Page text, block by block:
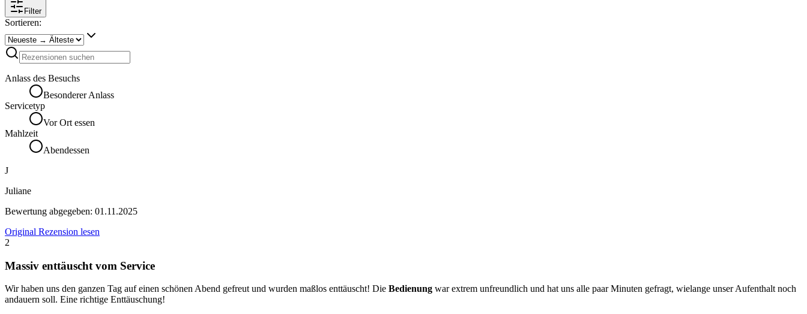
Filter
Sortieren:
Anlass des Besuchs
Besonderer Anlass
Servicetyp
Vor Ort essen
Mahlzeit
Abendessen
J
Juliane
Bewertung abgegeben: 01.11.2025
Original Rezension lesen
2
Massiv enttäuscht vom Service
Wir haben uns den ganzen Tag auf einen schönen Abend gefreut und wurden maßlos enttäuscht! Die Bedienung war extrem unfreundlich und hat uns alle paar Minuten gefragt, wielange unser Aufenthalt noch
andauern soll. Eine richtige Enttäuschung!